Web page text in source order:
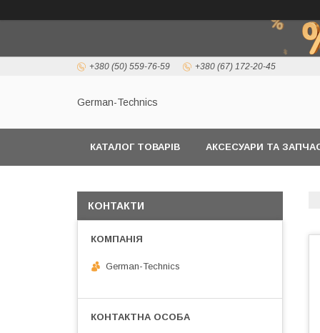
+380 (50) 559-76-59 +380 (67) 172-20-45
German-Technics
КАТАЛОГ ТОВАРІВ АКСЕСУАРИ ТА
КОНТАКТИ
German-Technics